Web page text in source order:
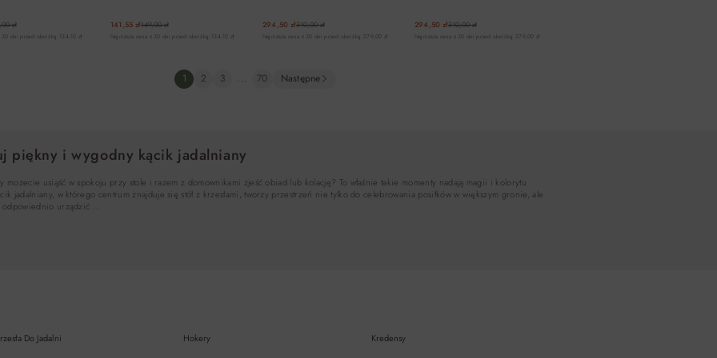
zł
dni przed obniżką: 134,10 zł
141,55 zł149,00 zł
Najniższa cena z 30 dni przed obniżką: 134,10 zł
294,50 zł310,00 zł
Najniższa cena z 30 dni przed obniżką: 279,00 zł
294,50 zł310,00 zł
Najniższa cena z 30 dni przed obniżką: 279,00 zł
1 2 3 ... 70 Następne
piękny i wygodny kącik jadalniany
usiąść w spokoju przy stole i razem z domownikami zjeść obiad lub kolację? To właśnie takie momenty nadają magii i kolorytu
jadalniany, w którego centrum znajduje się stół z krzesłami, tworzy przestrzeń nie tylko do celebrowania posiłków w większym gronie, ale
urządzić …
Do Jadalni Hokery
Kredensy